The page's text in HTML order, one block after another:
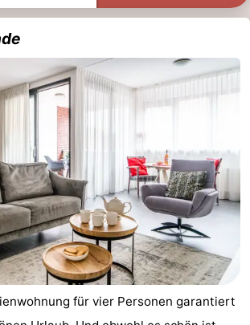
für vier Personen garantiert